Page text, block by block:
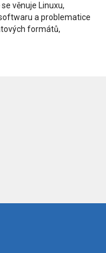
věnuje Linuxu,
a problematice
formátů,